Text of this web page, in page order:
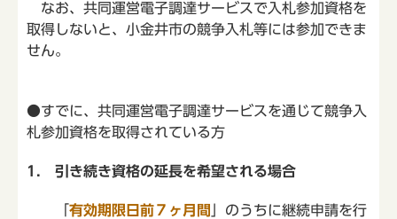
なお、共同運営電子調達サービスで入札参加資格を
取得しないと、小金井市の競争入札等には参加できま
せん。
●すでに、共同運営電子調達サービスを通じて競争入
札参加資格を取得されている方
1. 引き続き資格の延長を希望される場合
有効期限日前７ヶ月間
」のうちに継続申請を行